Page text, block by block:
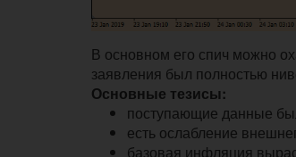
В основном его спич можно
заявления был полностью
Основные тезисы:
поступающие данные
есть ослабление
базовая инфляция